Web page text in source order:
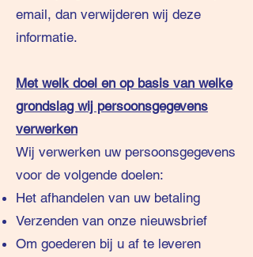
email, dan verwijderen wij deze
informatie.
Met welk doel en op basis van welke
grondslag wij persoonsgegevens
verwerken
Wij verwerken uw persoonsgegevens
voor de volgende doelen:
Het afhandelen van uw betaling
Verzenden van onze nieuwsbrief
Om goederen bij u af te leveren